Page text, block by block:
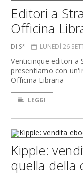
Editori a
Officina
DI S* LUNEDÌ 26
Venticinque editori a
presentiamo con
Officina Libraria
LEGGI
Kipple:
quella della